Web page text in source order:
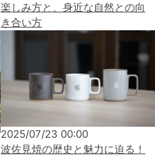
楽しみ方と、身近な自然との向
き合い方
2025/07/23 00:00
波佐見焼の歴史と魅力に迫る！